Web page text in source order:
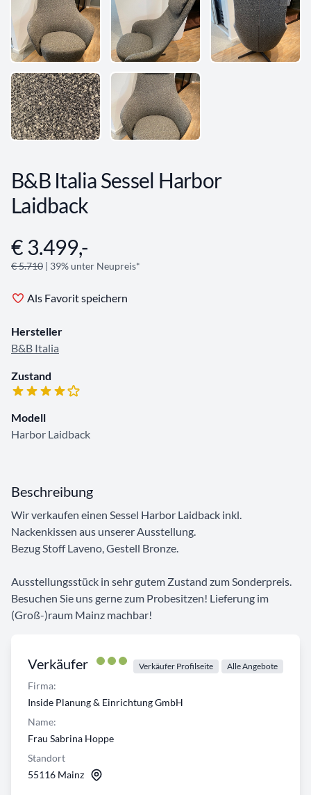
B&B Italia Sessel Harbor
Laidback
Angebotsinformationen
€ 3.499,-
€ 5.710 | 39% unter Neupreis*
Als Favorit speichern
Hersteller
B&B Italia
Zustand
Modell
Harbor Laidback
Verkäufer Verkäufer Profilseite Alle Angebote
Firma:
Inside Planung & Einrichtung GmbH
Name:
Frau Sabrina Hoppe
Standort
55116 Mainz
Beschreibung
Wir verkaufen einen Sessel Harbor Laidback inkl.
Nackenkissen aus unserer Ausstellung.
Bezug Stoff Laveno, Gestell Bronze.
Ausstellungsstück in sehr gutem Zustand zum Sonderpreis.
Besuchen Sie uns gerne zum Probesitzen! Lieferung im
(Groß-)raum Mainz machbar!